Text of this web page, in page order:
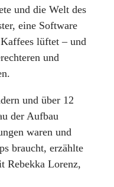
und die Welt des
eine Software
lüftet – und
und
und über 12
der Aufbau
waren und
braucht, erzählte
Rebekka Lorenz,